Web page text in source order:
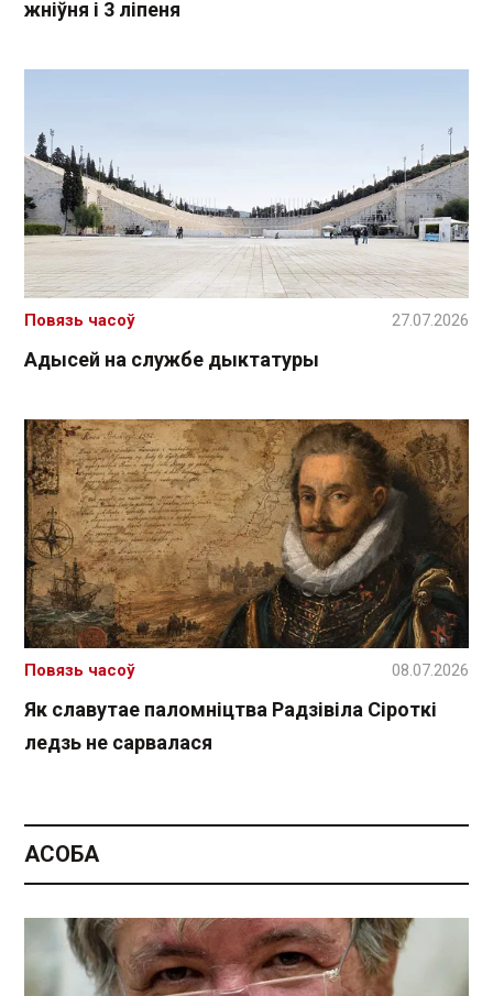
жніўня і 3 ліпеня
Адысей на службе дыктатуры
Повязь часоў 27.07.2026
Як славутае паломніцтва Радзівіла Сіроткі
ледзь не сарвалася
Повязь часоў 08.07.2026
АСОБА